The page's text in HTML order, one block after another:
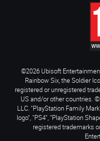
©2026 Ubisoft
Rainbow Six, the Soldier
registered or unregistered
US and/or other countries.
LLC. "PlayStation Family
logo", "PS4", "PlayStation
registered trademarks